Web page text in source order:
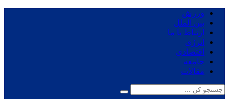
ورزش
بین الملل
ارتباط با ما
انرژی
اقتصادی
جامعه
مقالات